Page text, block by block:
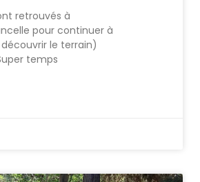
retrouvés à
pour continuer à
le terrain)
temps